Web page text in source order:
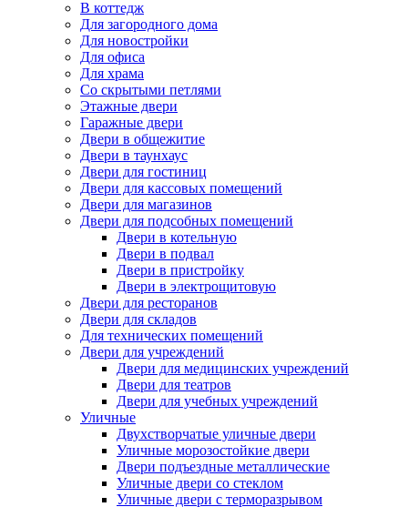
В коттедж
Для загородного дома
Для новостройки
Для офиса
Для храма
Со скрытыми петлями
Этажные двери
Гаражные двери
Двери в общежитие
Двери в таунхаус
Двери для гостиниц
Двери для кассовых помещений
Двери для магазинов
Двери для подсобных помещений
Двери в котельную
Двери в подвал
Двери в пристройку
Двери в электрощитовую
Двери для ресторанов
Двери для складов
Для технических помещений
Двери для учреждений
Двери для медицинских учреждений
Двери для театров
Двери для учебных учреждений
Уличные
Двухстворчатые уличные двери
Уличные морозостойкие двери
Двери подъездные металлические
Уличные двери со стеклом
Уличные двери с терморазрывом